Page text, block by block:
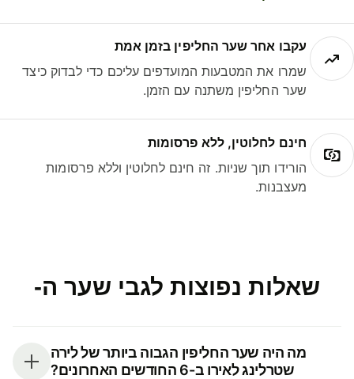
עקבו אחר שער החליפין בזמן אמת
שמרו את המטבעות המועדפים עליכם כדי לבדוק כיצד
שער החליפין משתנה עם הזמן.
חינם לחלוטין, ללא פרסומות
הורידו תוך שניות. זה חינם לחלוטין וללא פרסומות
מעצבנות.
שאלות נפוצות לגבי שער ה-
מה היה שער החליפין הגבוה ביותר של לירה
שטרלינג לאירו ב-6 החודשים האחרונים?